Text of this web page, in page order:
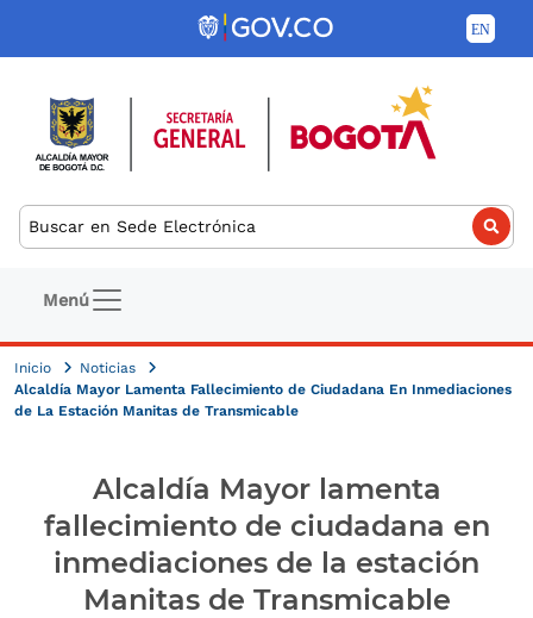
Pasar al contenido principal
Buscar
Navegación principal
Menú
Inicio
Noticias
Alcaldía Mayor Lamenta Fallecimiento de Ciudadana En Inmediaciones
de La Estación Manitas de Transmicable
Alcaldía Mayor lamenta
fallecimiento de ciudadana en
inmediaciones de la estación
Manitas de Transmicable